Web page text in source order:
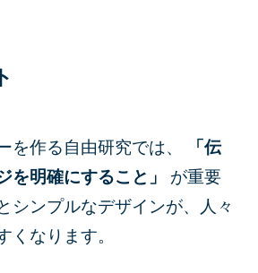
を作る自由研究では、
「伝
を明確にすること」
が重要
シンプルなデザインが、人々
くなります。